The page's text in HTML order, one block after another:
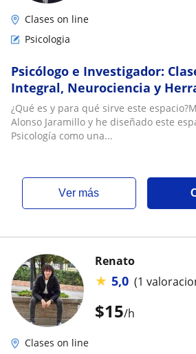
Clases on line
Psicologia
Psicólogo e Investigador:
Integral, Neurociencia y
el Bienestar y Rendimiento
¿Qué es y para qué sirve este
Alonso Jaramillo y he diseñado este
Psicología como una...
ver más
$15/h
Renato
★ 5,0 (1
Clases on line